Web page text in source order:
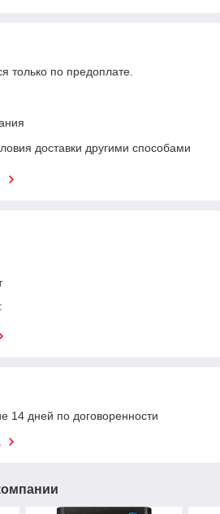
только по предоплате.
доставки другими способами
14 дней по договоренности